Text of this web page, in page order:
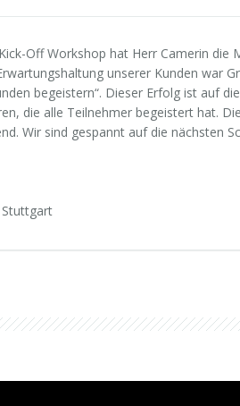
Off Workshop hat Herr Camerin die
unserer Kunden war
begeistern“. Dieser Erfolg ist auf
die alle Teilnehmer begeistert hat.
Wir sind gespannt auf die nächsten